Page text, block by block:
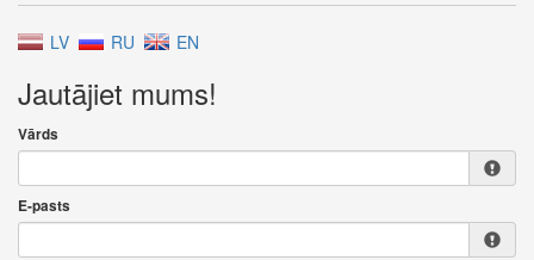
LV RU EN
Jautājiet mums!
Vārds
E-pasts